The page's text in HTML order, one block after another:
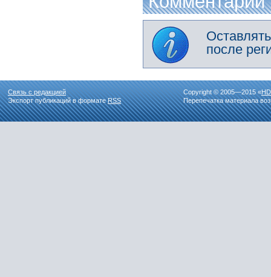
после
Связь с редакцией
Экспорт публикаций в форматеRSS
Copyright © 2005—2015 «
Перепечатка материала